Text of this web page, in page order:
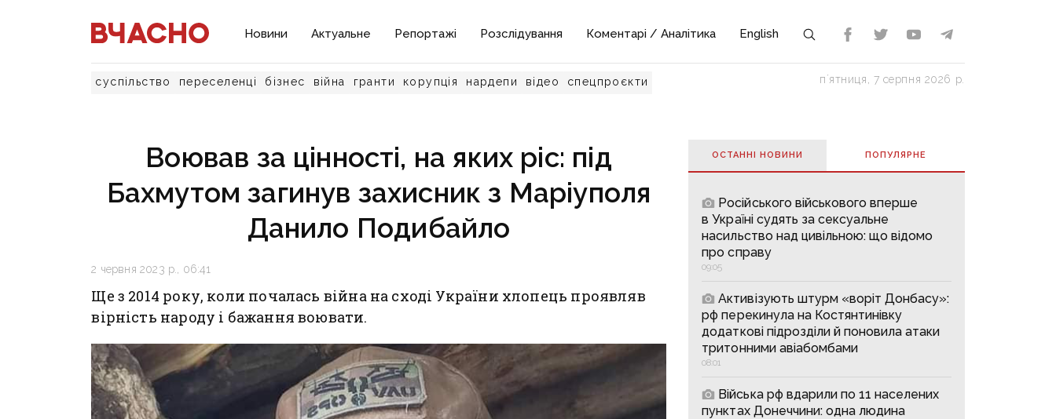
Новини Актуальне Репортажі Розслідування Коментарі / Аналітика English
суспільство переселенці бізнес війна гранти корупція нардепи відео спецпроєкти пʼятниця, 7 серпня 2026 р.
Воював за цінності, на яких ріс: під
Бахмутом загинув захисник з Маріуполя
Данило Подибайло
2 червня 2023 р., 06:41
Ще з 2014 року, коли почалась війна на сході України хлопець проявляв
вірність народу і бажання воювати.
ОСТАННІ НОВИНИ ПОПУЛЯРНE
Російського військового вперше
в Україні судять за сексуальне
насильство над цивільною: що відомо
про справу
09:05
Активізують штурм «воріт Донбасу»:
рф перекинула на Костянтинівку
додаткові підрозділи й поновила атаки
тритонними авіабомбами
08:01
Війська рф вдарили по 11 населених
пунктах Донеччини: одна людина